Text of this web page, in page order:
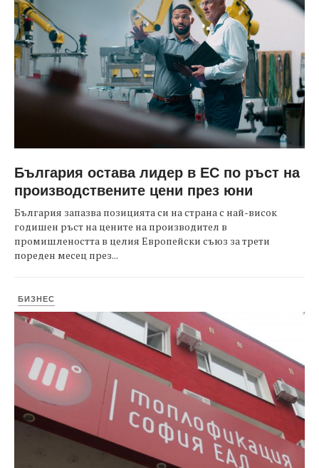
България остава лидер в ЕС по ръст на
производствените цени през юни
България запазва позицията си на страна с най-висок
годишен ръст на цените на производител в
промишлеността в целия Европейски съюз за трети
пореден месец през...
БИЗНЕС